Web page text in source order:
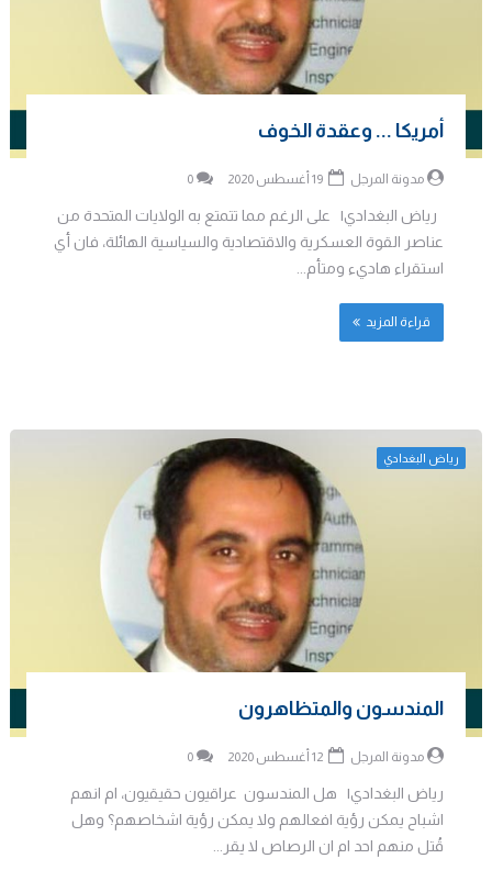
مدونة المرجل 0
رياض البغدادي| على الرغم مما تتمتع به الولايات المتحدة من
عناصر القوة العسكرية والاقتصادية والسياسية الهائلة، فان أي
استقراء هاديء ومتأم...
قراءة المزيد
رياض البغدادي
المندسون والمتظاهرون
مدونة المرجل 0
رياض البغدادي| هل المندسون عراقيون حقيقيون، ام انهم
اشباح يمكن رؤية افعالهم ولا يمكن رؤية اشخاصهم؟ وهل
قُتل منهم احد ام ان الرصاص لا يقر...